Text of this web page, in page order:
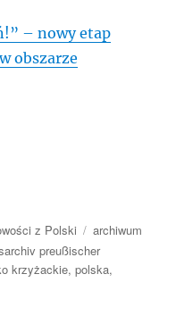
– nowy etap
obszarze
z Polski Tagi
archiwum
preußischer
krzyżackie,polska,